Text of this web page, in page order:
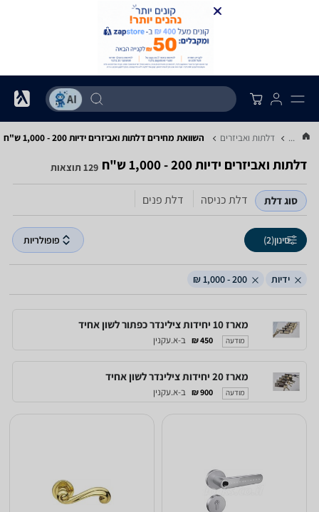
... דלתות ואביזרים השוואת מחירים דלתות ואביזרים ‏ידיות ‏200 - 1,000 ‏ש"ח
דלתות ואביזרים ‏ידיות ‏200 - 1,000 ‏ש"ח 129 תוצאות
סוג דלת דלת כניסה דלת פנים
סינון(2) פופולריות
ידיות 200 - 1,000 ₪
מארז 10 יחידות צילינדר כפתור לשון אחיד
מודעה 450 ₪ ב-א.עקנין
מארז 20 יחידות צילינדר לשון אחיד
מודעה 900 ₪ ב-א.עקנין